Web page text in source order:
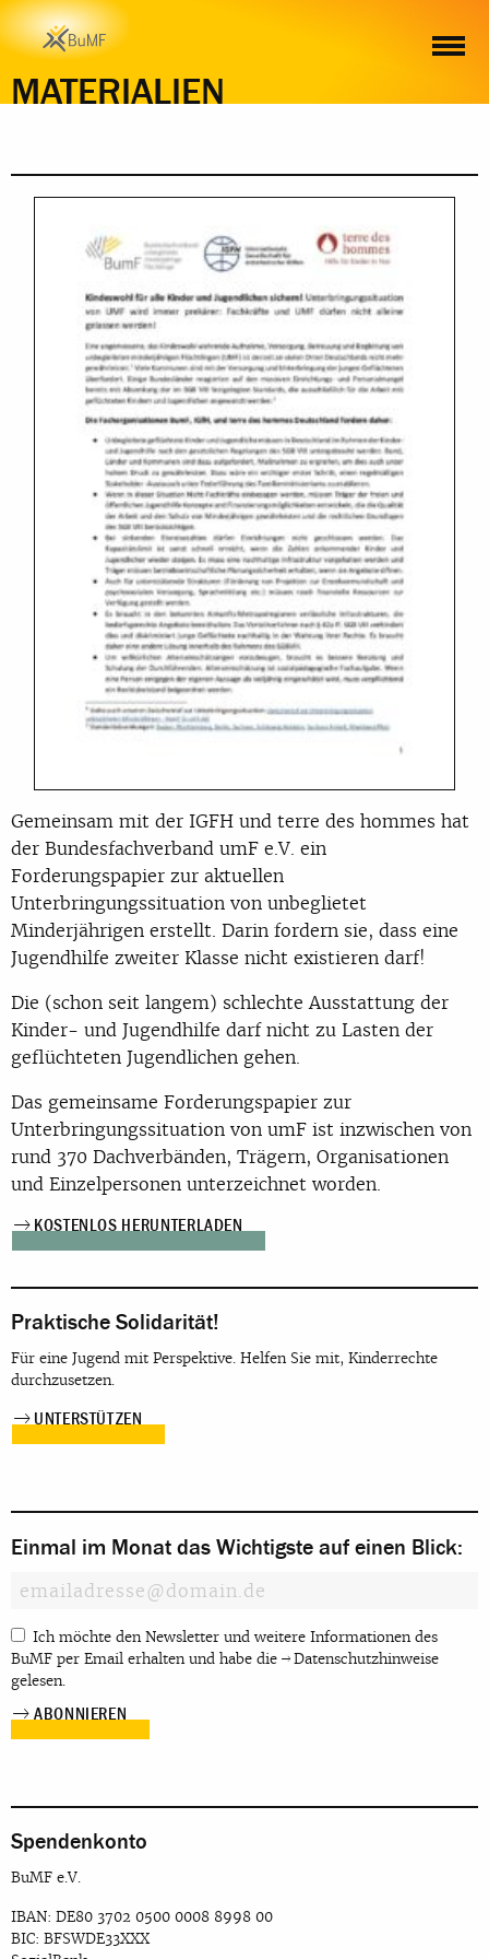
MATERIALIEN
INHALT
Gemeinsam mit der IGFH und terre des hommes hat
der Bundesfachverband umF e.V. ein
Forderungspapier zur aktuellen
Unterbringungssituation von unbeglietet
Minderjährigen erstellt. Darin fordern sie, dass eine
Jugendhilfe zweiter Klasse nicht existieren darf!
Die (schon seit langem) schlechte Ausstattung der
Kinder- und Jugendhilfe darf nicht zu Lasten der
geflüchteten Jugendlichen gehen.
Das gemeinsame Forderungspapier zur
Unterbringungssituation von umF ist inzwischen von
rund 370 Dachverbänden, Trägern, Organisationen
und Einzelpersonen unterzeichnet worden.
KOSTENLOS HERUNTERLADEN
Praktische Solidarität!
Für eine Jugend mit Perspektive. Helfen Sie mit, Kinderrechte
durchzusetzen.
UNTERSTÜTZEN
Einmal im Monat das Wichtigste auf einen Blick:
Ich möchte den Newsletter und weitere Informationen des
BuMF per Email erhalten und habe die
Datenschutzhinweise
gelesen.
Spendenkonto
BuMF e.V.
IBAN: DE80 3702 0500 0008 8998 00
BIC: BFSWDE33XXX